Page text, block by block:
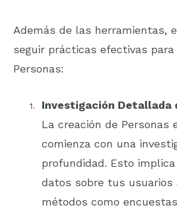
Además de las herramientas,
seguir prácticas efectivas para
Personas:
Investigación Detallada
La creación de Personas
comienza con una
profundidad. Esto
datos sobre tus usuarios
métodos como